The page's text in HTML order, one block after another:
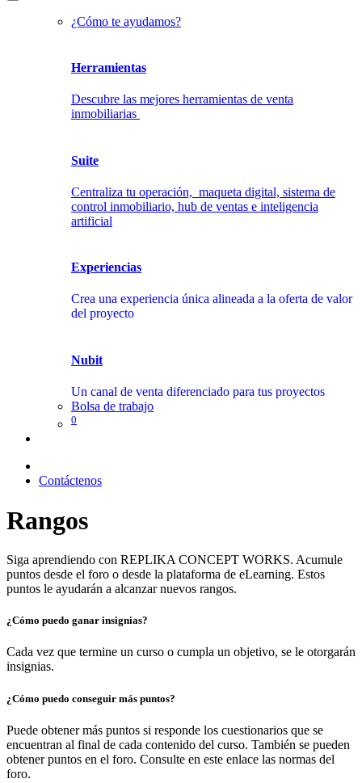
¿Cómo te ayudamos?
Herramientas
Descubre las mejores herramientas de venta
inmobiliarias
Suite
Centraliza tu operación, maqueta digital, sistema de
control inmobiliario, hub de ventas e inteligencia
artificial
Experiencias
Crea una experiencia única alineada a la oferta de valor
del proyecto
Nubit
Un canal de venta diferenciado para tus proyectos
Bolsa de trabajo
0
Contáctenos
Rangos
Siga aprendiendo con REPLIKA CONCEPT WORKS. Acumule
puntos desde el foro o desde la plataforma de eLearning. Estos
puntos le ayudarán a alcanzar nuevos rangos.
¿Cómo puedo ganar insignias?
Cada vez que termine un curso o cumpla un objetivo, se le otorgarán
insignias.
¿Cómo puedo conseguir más puntos?
Puede obtener más puntos si responde los cuestionarios que se
encuentran al final de cada contenido del curso. También se pueden
obtener puntos en el foro. Consulte en este enlace las normas del
foro.